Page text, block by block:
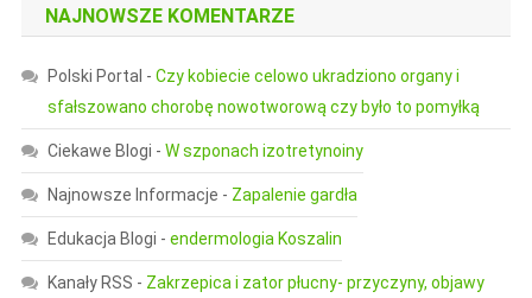
NAJNOWSZE KOMENTARZE
Polski Portal - Czy kobiecie celowo ukradziono organy i
sfałszowano chorobę nowotworową czy było to pomyłką
Ciekawe Blogi - W szponach izotretynoiny
Najnowsze Informacje - Zapalenie gardła
Edukacja Blogi - endermologia Koszalin
Kanały RSS - Zakrzepica i zator płucny- przyczyny, objawy